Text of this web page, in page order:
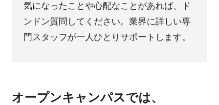
気になったことや心配なことがあれば、ド
ンドン質問してください。業界に詳しい専
門スタッフが一人ひとりサポートします。
オープンキャンパスでは、